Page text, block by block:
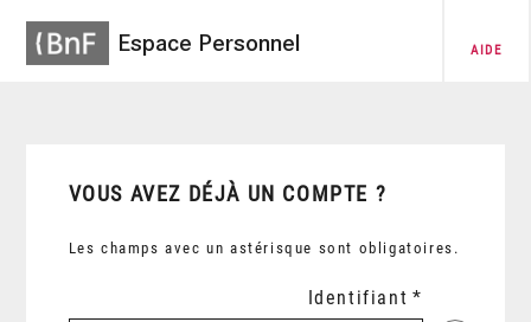
Espace Personnel AIDE
VOUS AVEZ DÉJÀ UN COMPTE ?
Les champs avec un astérisque sont obligatoires.
Identifiant